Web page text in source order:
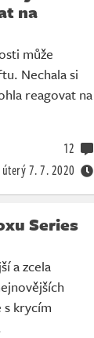
na
může
Nechala si
reagovat na
7. 7. 2020
12
Series
a zcela
krycím